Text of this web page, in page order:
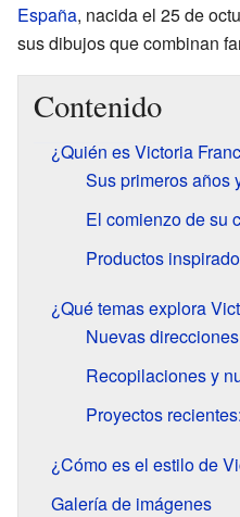
España, nacida el 25 de
sus dibujos que combinan
Contenido
¿Quién es Victoria
Sus primeros años
El comienzo de su
Productos
¿Qué temas explora
Nuevas
Recopilaciones y
Proyectos
¿Cómo es el estilo de
Galería de imágenes